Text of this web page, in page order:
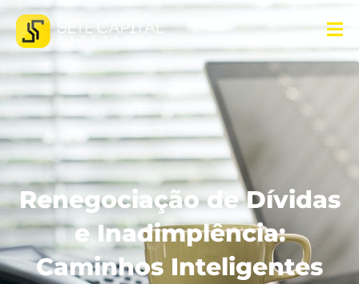
Renegociação de Dívidas
e Inadimplência:
Caminhos Inteligentes